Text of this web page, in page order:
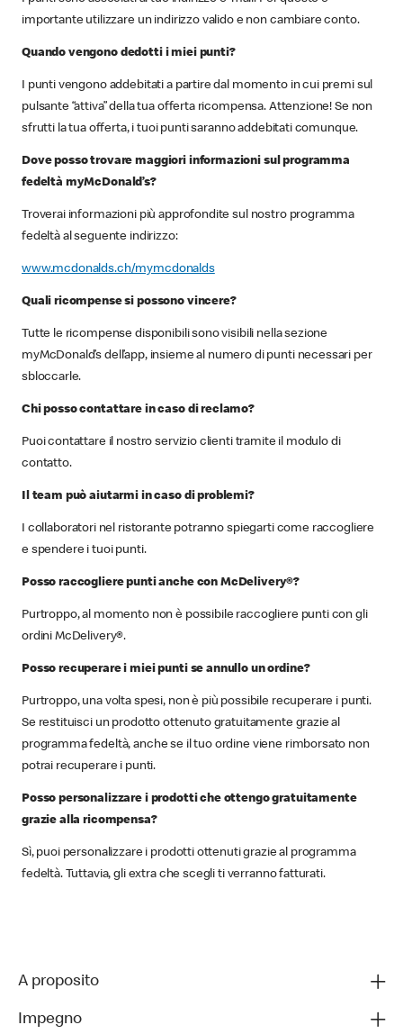
importante utilizzare un indirizzo valido e non cambiare conto.
Quando vengono dedotti i miei punti?
I punti vengono addebitati a partire dal momento in cui premi sul
pulsante “attiva” della tua offerta ricompensa. Attenzione! Se non
sfrutti la tua offerta, i tuoi punti saranno addebitati comunque.
Dove posso trovare maggiori informazioni sul programma
fedeltà myMcDonald’s?
Troverai informazioni più approfondite sul nostro programma
fedeltà al seguente indirizzo:
www.mcdonalds.ch/mymcdonalds
Quali ricompense si possono vincere?
Tutte le ricompense disponibili sono visibili nella sezione
myMcDonald’s dell’app, insieme al numero di punti necessari per
sbloccarle.
Chi posso contattare in caso di reclamo?
Puoi contattare il nostro servizio clienti tramite il modulo di
contatto.
Il team può aiutarmi in caso di problemi?
I collaboratori nel ristorante potranno spiegarti come raccogliere
e spendere i tuoi punti.
Posso raccogliere punti anche con McDelivery®?
Purtroppo, al momento non è possibile raccogliere punti con gli
ordini McDelivery®.
Posso recuperare i miei punti se annullo un ordine?
Purtroppo, una volta spesi, non è più possibile recuperare i punti.
Se restituisci un prodotto ottenuto gratuitamente grazie al
programma fedeltà, anche se il tuo ordine viene rimborsato non
potrai recuperare i punti.
Posso personalizzare i prodotti che ottengo gratuitamente
grazie alla ricompensa?
Sì, puoi personalizzare i prodotti ottenuti grazie al programma
fedeltà. Tuttavia, gli extra che scegli ti verranno fatturati.
A proposito
Impegno